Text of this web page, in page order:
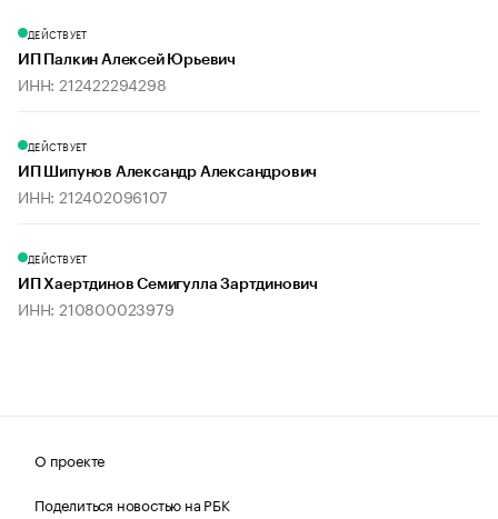
ДЕЙСТВУЕТ
ИП Палкин Алексей Юрьевич
ИНН: 212422294298
ДЕЙСТВУЕТ
ИП Шипунов Александр Александрович
ИНН: 212402096107
ДЕЙСТВУЕТ
ИП Хаертдинов Семигулла Зартдинович
ИНН: 210800023979
О проекте
Поделиться новостью на РБК